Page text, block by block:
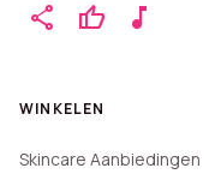
share thumb_up music_note
WINKELEN
Skincare Aanbiedingen